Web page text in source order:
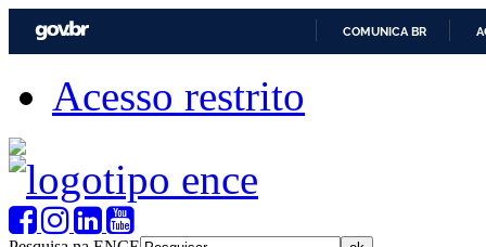
COMUNICA BR
Acesso restrito